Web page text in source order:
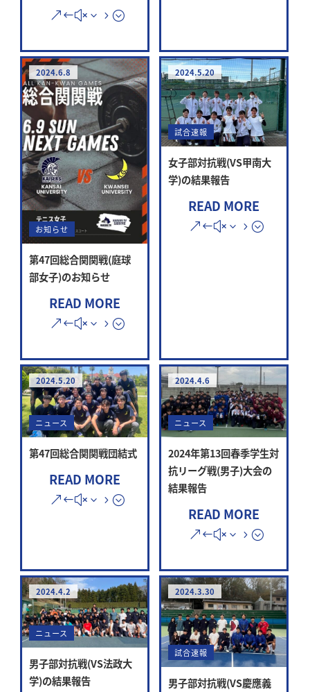
2024.6.8
お知らせ
第47回総合関関戦(庭球
部女子)のお知らせ
READ MORE
2024.5.20
試合速報
女子部対抗戦(VS甲南大
学)の結果報告
READ MORE
2024.5.20
ニュース
第47回総合関関戦団結式
READ MORE
2024.4.6
ニュース
2024年第13回春季学生対
抗リーグ戦(男子)大会の
結果報告
READ MORE
2024.4.2
ニュース
男子部対抗戦(VS法政大
学)の結果報告
2024.3.30
試合速報
男子部対抗戦(VS慶應義